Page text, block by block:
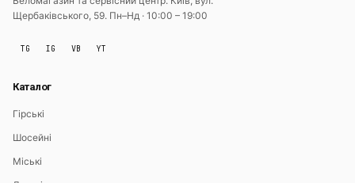
Щербаківського, 59. Пн–Нд · 10:00 – 19:00
TG IG VB YT
Каталог
Гірські
Шосейні
Міські